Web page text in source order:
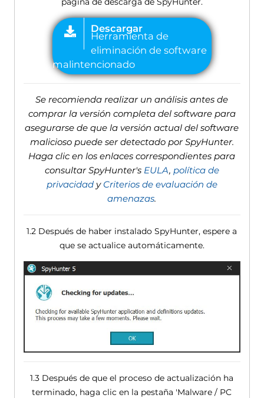
Se recomienda realizar un análisis antes de
comprar la versión completa del software para
asegurarse de que la versión actual del software
malicioso puede ser detectado por SpyHunter.
Haga clic en los enlaces correspondientes para
consultar SpyHunter's EULA, política de
privacidady Criterios de evaluación de
amenazas.
1.2 Después de haber instalado SpyHunter, espere a
que se actualice automáticamente.
1.3 Después de que el proceso de actualización ha
terminado, haga clic en la pestaña 'Malware / PC